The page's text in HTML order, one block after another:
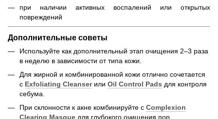
при наличии активных воспалений или открытых
повреждений
Дополнительные советы
Используйте как дополнительный этап очищения 2–3 раза
в неделю в зависимости от типа кожи.
Для жирной и комбинированной кожи отлично сочетается
с Exfoliating Cleanserили Oil Control Pads для контроля
себума.
При склонности к акне комбинируйте с Complexion
Clearing Masque для глубокого очищения пор.